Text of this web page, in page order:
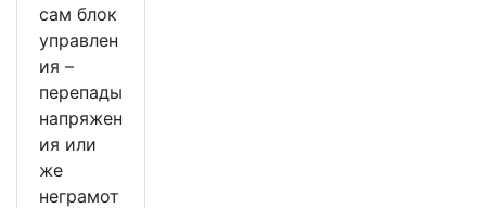
сам блок
управлен
ия –
перепады
напряжен
ия или
же
неграмот